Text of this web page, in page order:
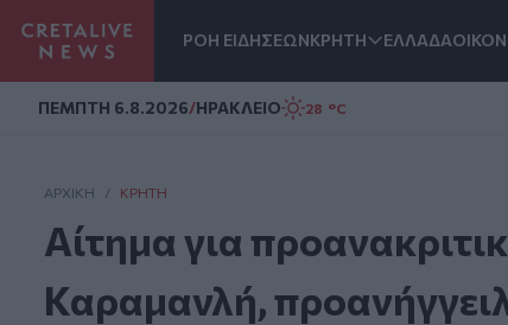
ΡΟΗ ΕΙΔΗΣΕΩΝΚΡΗΤΗ ΕΛΛΑΔΑ
ΠΕΜΠΤΗ 6.8.2026/ΗΡΑΚΛΕΙΟ 28 °C
ΑΡΧΙΚΗ / ΚΡΉΤΗ
Αίτημα για
Καραμανλή,